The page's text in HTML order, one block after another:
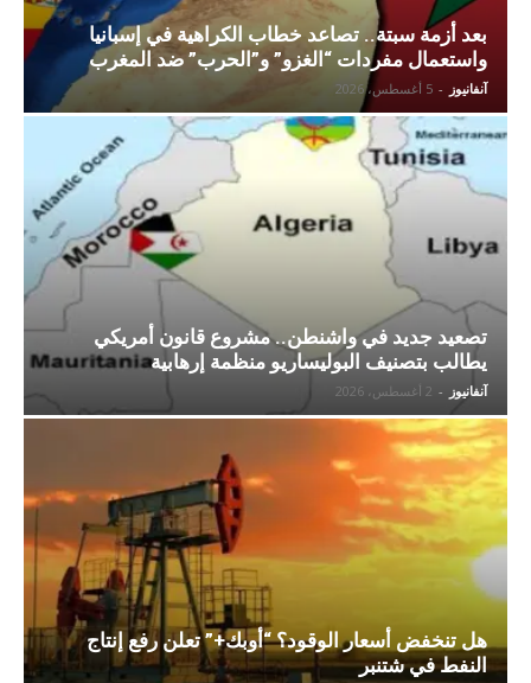
بعد أزمة سبتة.. تصاعد خطاب الكراهية في إسبانيا
واستعمال مفردات “الغزو” و”الحرب” ضد المغرب
آنفانيوز - 5 أغسطس، 2026
تصعيد جديد في واشنطن.. مشروع قانون أمريكي
يطالب بتصنيف البوليساريو منظمة إرهابية
آنفانيوز - 2 أغسطس، 2026
هل تنخفض أسعار الوقود؟ “أوبك+” تعلن رفع إنتاج
النفط في شتنبر